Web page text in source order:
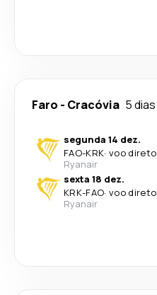
Faro - Cracóvia 5 dias
segunda 14 dez.
FAO-KRK· voo direto
Ryanair
sexta 18 dez.
KRK-FAO· voo direto
Ryanair